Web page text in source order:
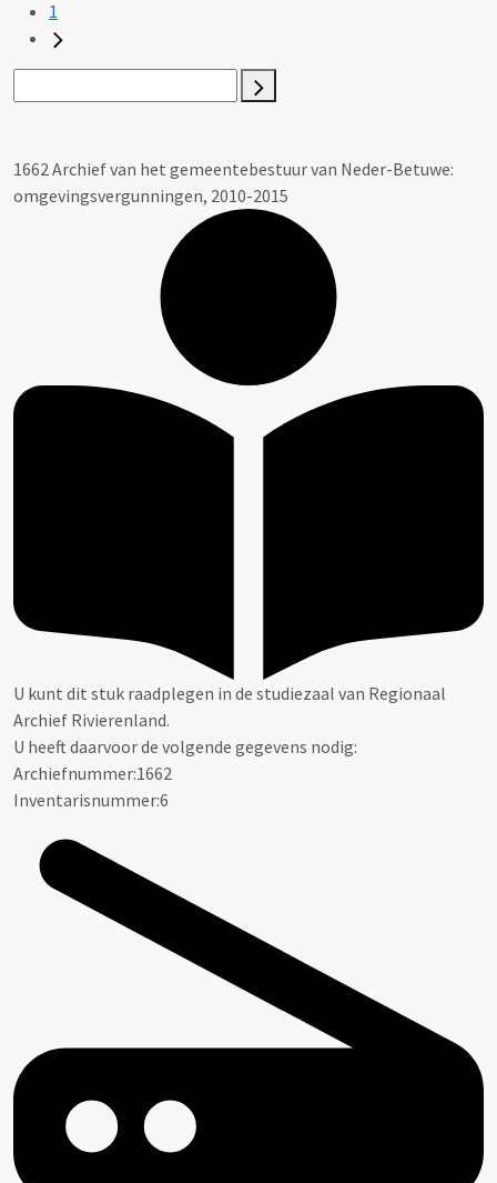
1
1662 Archief van het gemeentebestuur van Neder-Betuwe:
omgevingsvergunningen, 2010-2015
U kunt dit stuk raadplegen in de studiezaal van Regionaal
Archief Rivierenland.
U heeft daarvoor de volgende gegevens nodig:
Archiefnummer:1662
Inventarisnummer:6